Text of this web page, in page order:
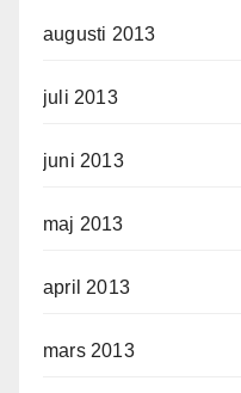
augusti 2013
juli 2013
juni 2013
maj 2013
april 2013
mars 2013